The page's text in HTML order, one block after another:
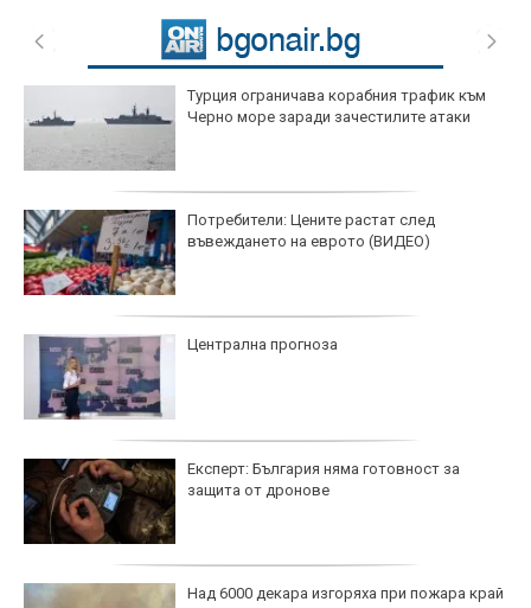
Турция ограничава корабния трафик към
Черно море заради зачестилите атаки
Потребители: Цените растат след
въвеждането на еврото (ВИДЕО)
Централна прогноза
Експерт: България няма готовност за
защита от дронове
Над 6000 декара изгоряха при пожара край